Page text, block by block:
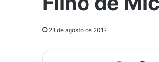
28 de agosto de 2017